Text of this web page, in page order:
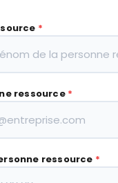
*
ressource *
ressource *